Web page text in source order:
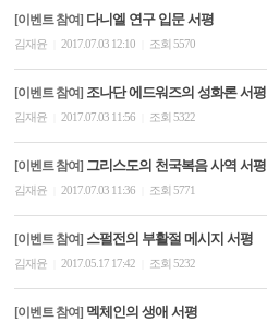
[이벤트 참여] 다니엘 연구 입문 서평
김재윤 2017.07.03 12:10 조회 5570
[이벤트 참여] 조나단 에드워즈의 성화론 서평
김재윤 2017.07.03 11:56 조회 5322
[이벤트 참여] 그리스도의 천국복음 사역 서평
김재윤 2017.07.03 11:36 조회 5771
[이벤트 참여] 스펄전의 부활절 메시지 서평
김재윤 2017.05.17 17:42 조회 5232
[이벤트 참여] 멕체인의 생애 서평